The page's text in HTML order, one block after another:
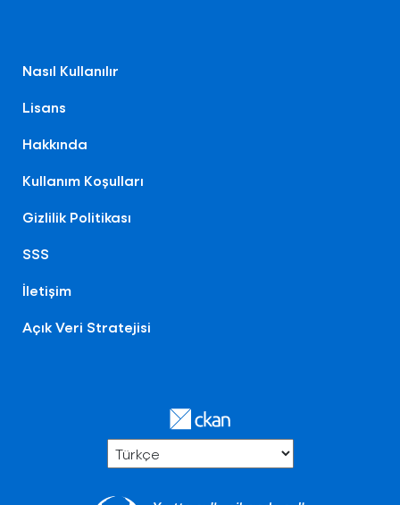
Nasıl Kullanılır
Lisans
Hakkında
Kullanım Koşulları
Gizlilik Politikası
SSS
İletişim
Açık Veri Stratejisi